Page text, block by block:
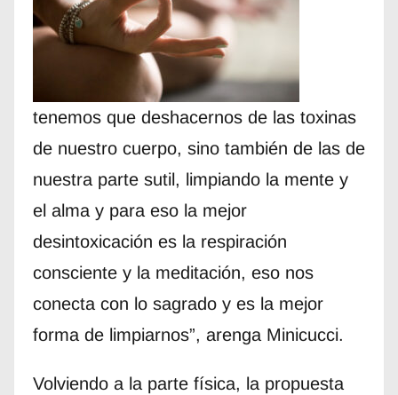
tenemos que deshacernos de las toxinas
de nuestro cuerpo, sino también de las de
nuestra parte sutil, limpiando la mente y
el alma y para eso la mejor
desintoxicación es la respiración
consciente y la meditación, eso nos
conecta con lo sagrado y es la mejor
forma de limpiarnos”, arenga Minicucci.
Volviendo a la parte física, la propuesta